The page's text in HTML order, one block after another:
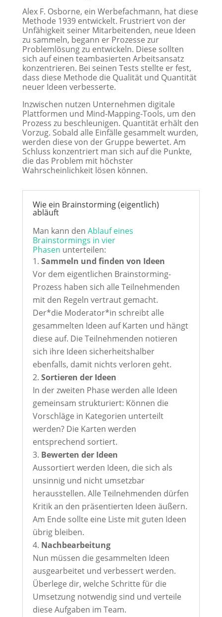
Alex F. Osborne, ein Werbefachmann, hat diese
Methode 1939 entwickelt. Frustriert von der
Unfähigkeit seiner Mitarbeitenden, neue Ideen
zu sammeln, begann er Prozesse zur
Problemlösung zu entwickeln. Diese sollten
sich auf einen teambasierten Arbeitsansatz
konzentrieren. Bei seinen Tests stellte er fest,
dass diese Methode die Qualität und Quantität
neuer Ideen verbesserte.
Inzwischen nutzen Unternehmen digitale
Plattformen und Mind-Mapping-Tools, um den
Prozess zu beschleunigen. Quantität erhält den
Vorzug. Sobald alle Einfälle gesammelt wurden,
werden diese von der Gruppe bewertet. Am
Schluss konzentriert man sich auf die Punkte,
die das Problem mit höchster
Wahrscheinlichkeit lösen können.
Wie ein Brainstorming (eigentlich)
abläuft
Man kann den Ablauf eines
Brainstormings in vier
Phasen unterteilen:
Sammeln und finden von Ideen
Vor dem eigentlichen Brainstorming-
Prozess haben sich alle Teilnehmenden
mit den Regeln vertraut gemacht.
Der*die Moderator*in schreibt alle
gesammelten Ideen auf Karten und hängt
diese auf. Die Teilnehmenden notieren
sich ihre Ideen sicherheitshalber
ebenfalls, damit nichts verloren geht.
Sortieren der Ideen
In der zweiten Phase werden alle Ideen
gemeinsam strukturiert: Können die
Vorschläge in Kategorien unterteilt
werden? Die Karten werden
entsprechend sortiert.
Bewerten der Ideen
Aussortiert werden Ideen, die sich als
unsinnig und nicht umsetzbar
herausstellen. Alle Teilnehmenden dürfen
Kritik an den präsentierten Ideen äußern.
Am Ende sollte eine Liste mit guten Ideen
übrig bleiben.
Nachbearbeitung
Nun müssen die gesammelten Ideen
ausgearbeitet und verbessert werden.
Überlege dir, welche Schritte für die
Umsetzung notwendig sind und verteile
diese Aufgaben im Team.